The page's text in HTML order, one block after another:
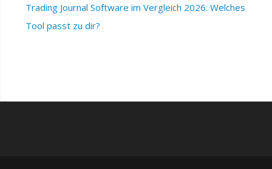
Trading Journal Software im Vergleich 2026: Welches
Tool passt zu dir?